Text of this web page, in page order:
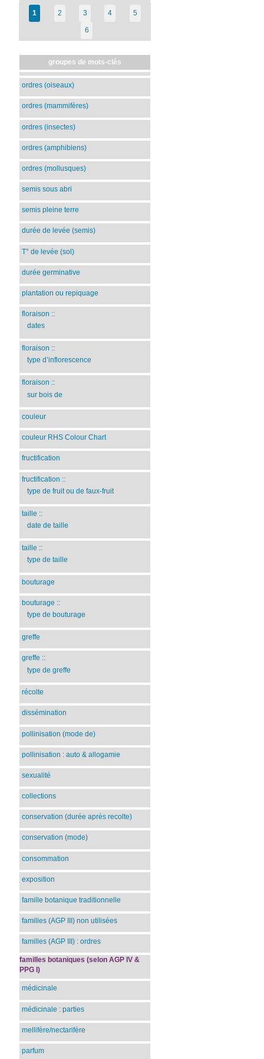
1 2 3 4 5
6
groupes de mots-clés
ordres (oiseaux)
ordres (mammifères)
ordres (insectes)
ordres (amphibiens)
ordres (mollusques)
semis sous abri
semis pleine terre
durée de levée (semis)
T° de levée (sol)
durée germinative
plantation ou repiquage
floraison ::
dates
floraison ::
type d’inflorescence
floraison ::
sur bois de
couleur
couleur RHS Colour Chart
fructification
fructification ::
type de fruit ou de faux-fruit
taille ::
date de taille
taille ::
type de taille
bouturage
bouturage ::
type de bouturage
greffe
greffe ::
type de greffe
récolte
dissémination
pollinisation (mode de)
pollinisation : auto & allogamie
sexualité
collections
conservation (durée après recolte)
conservation (mode)
consommation
exposition
famille botanique traditionnelle
familles (AGP III) non utilisées
familles (AGP III) : ordres
familles botaniques (selon AGP IV &
PPG I)
médicinale
médicinale : parties
mellifère/nectarifère
parfum